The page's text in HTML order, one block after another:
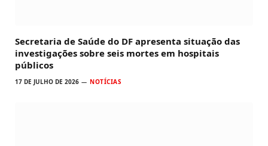
Secretaria de Saúde do DF apresenta situação das
investigações sobre seis mortes em hospitais
públicos
17 DE JULHO DE 2026 NOTÍCIAS